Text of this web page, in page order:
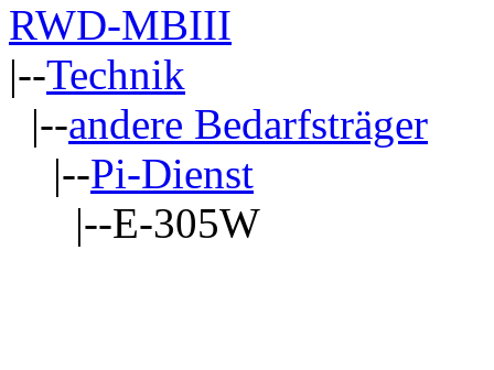
RWD-MBIII
|--Technik
|--andere Bedarfsträger
|--Pi-Dienst
|--E-305W